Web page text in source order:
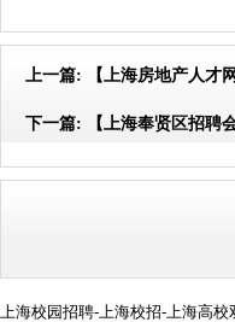
上一篇: 【上海房地产人才
下一篇: 【上海奉贤区招聘
上海校园招聘-上海校招-上海高